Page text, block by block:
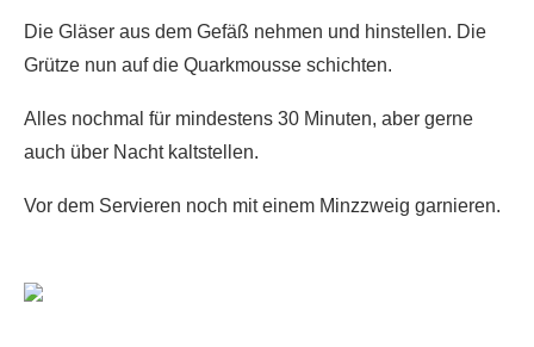
Die Gläser aus dem Gefäß nehmen und hinstellen. Die
Grütze nun auf die Quarkmousse schichten.
Alles nochmal für mindestens 30 Minuten, aber gerne
auch über Nacht kaltstellen.
Vor dem Servieren noch mit einem Minzzweig garnieren.